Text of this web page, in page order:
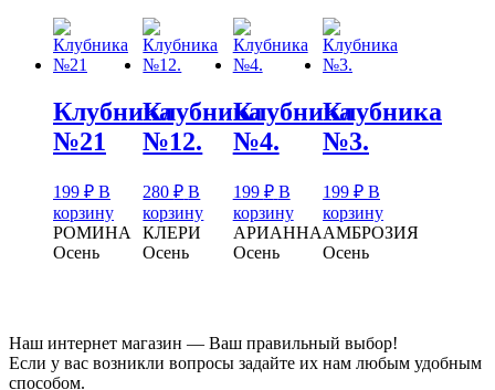
Клубника
№21
199 ₽ В
корзину
РОМИНА
Осень
Клубника
№12.
280₽ В
корзину
КЛЕРИ
Осень
Клубника
№4.
199 ₽ В
корзину
АРИАННА
Осень
Клубника
№3.
199 ₽ В
корзину
АМБРОЗИЯ
Осень
Наш интернет магазин — Ваш правильный выбор!
Если у вас возникли вопросы задайте их нам любым удобным
способом.